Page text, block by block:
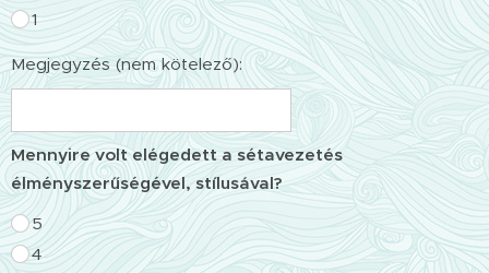
1
Megjegyzés (nem kötelező):
Mennyire volt elégedett a sétavezetés
élményszerűségével, stílusával?
5
4